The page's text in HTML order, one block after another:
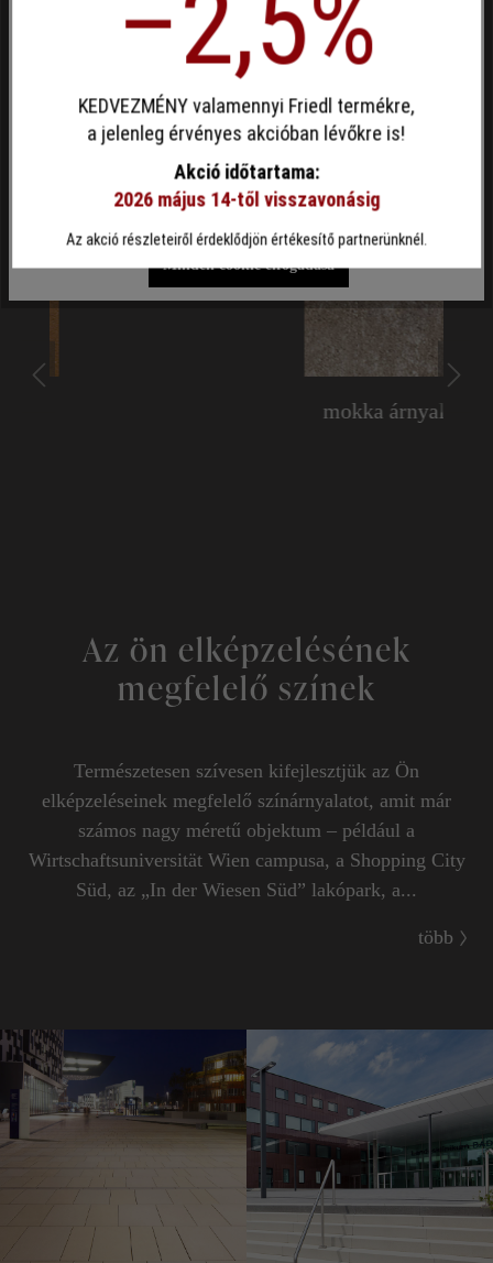
Az ön elképzelésének
megfelelő színek
Természetesen szívesen kifejlesztjük az Ön
elképzeléseinek megfelelő színárnyalatot, amit már
számos nagy méretű objektum – például a
Wirtschaftsuniversität Wien campusa, a Shopping City
Süd, az „In der Wiesen Süd” lakópark, a...
több
A Wirtschaftsuniversität Wien
campusa
Landesklinikum Baden
Standard szín
Egyedi szín
Egyéni cookie elfogadása
Ez a webhely cookie-kat használ, hogy a lehető legjobb
funkcionalitást kínálja Önnek...További információ
Egyéni beállítások Csak funkcionális cookie elfogadása
Minden cookie elfogadása
KEDVEZMÉNY valamennyi Friedl termékre,
a jelenleg érvényes akcióban lévőkre is!
Akció időtartama:
2026 május 14-től visszavonásig
Az akció részleteiről érdeklődjön értékesítő partnerünknél.